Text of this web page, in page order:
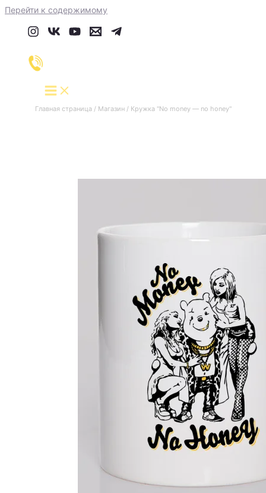
Перейти к содержимому
Главная страница/ Магазин/ Кружка "No money — no honey"